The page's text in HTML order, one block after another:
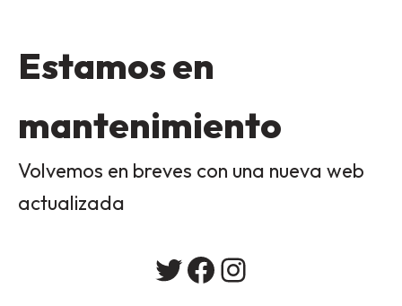
Estamos en
mantenimiento
Volvemos en breves con una nueva web
actualizada
Twitter
Facebook
Instagram